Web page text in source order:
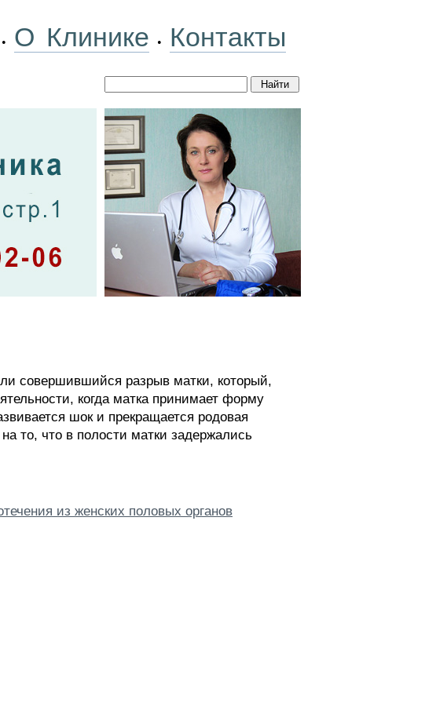
• О Клинике • Контакты
совершившийся разрыв матки, который,
когда матка принимает форму
шок и прекращается родовая
то, что в полости матки задержались
из женских половых органов